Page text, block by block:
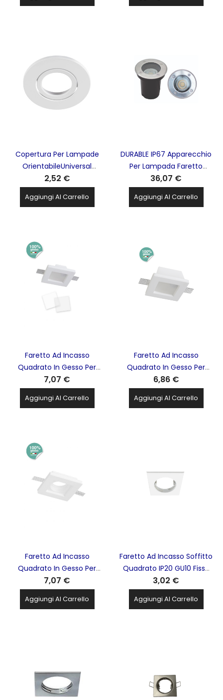
Copertura Per Lampade
OrientabileUniversal
Downlight Bianco SLV -
1007092
2,52 €
Aggiungi Al Carrello
DURABLE IP67 Apparecchio
Per Lampada Faretto
Calpestabile DURALAMP -
DBIN100-0
36,07 €
Aggiungi Al Carrello
Faretto Ad Incasso
Quadrato In Gesso Per
Soffitto Con
Portalampada GU10 e 2
Schermi pvc STONE -
7,07 €
Aggiungi Al Carrello
Faretto Ad Incasso
Quadrato In Gesso Per
Soffitto Con
Portalampada GU10 e
Vetrino Schermo STONE -
6,86 €
Aggiungi Al Carrello
Faretto Ad Incasso
Quadrato In Gesso Per
Soffitto Con
Portalampada Per GU10
STONE - 9002
7,07 €
Aggiungi Al Carrello
Faretto Ad Incasso Soffitto
Quadrato IP20 GU10 Fisso
In Alluminio Bianco Con
Portalampada STONE -
8007/B
3,02 €
Aggiungi Al Carrello